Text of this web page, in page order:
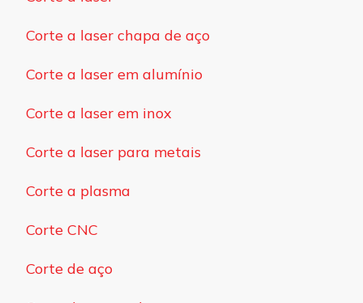
Corte a laser chapa de aço
Corte a laser em alumínio
Corte a laser em inox
Corte a laser para metais
Corte a plasma
Corte CNC
Corte de aço